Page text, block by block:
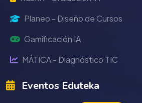
Planeo - Diseño de Cursos
Gamificación IA
MÁTICA - Diagnóstico TIC
Eventos Eduteka